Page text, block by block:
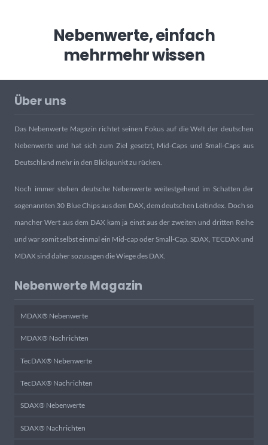
Nebenwerte, einfach
mehrmehr wissen
Über uns
Das Nebenwerte Magazin richtet seinen Fokus auf die Welt der deutschen
Nebenwerte und hat sich zum Ziel gesetzt, Mid-Caps und Small-Caps aus
Deutschland mehr in den Blickpunkt zu rücken.
Noch immer stehen deutsche Nebenwerte weitestgehend im Schatten der
sogenannten 30 Blue Chips aus dem DAX, dem deutschen Leitindex. Doch so
mancher Wert aus dem DAX kam ja einst aus der zweiten und dritten Reihe
und war somit selbst einmal ein Mid-cap oder Small-Cap. SDAX, TECDAX und
MDAX sind daher sozusagen die Wiege des DAX.
Nebenwerte Magazin
MDAX® Nebenwerte
MDAX® Nachrichten
TecDAX® Nebenwerte
TecDAX® Nachrichten
SDAX® Nebenwerte
SDAX® Nachrichten